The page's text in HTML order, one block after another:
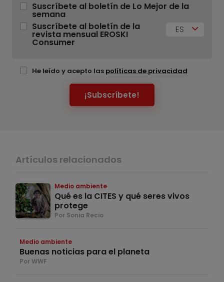
Suscríbete al boletín de Lo Mejor de la
semana
Suscríbete al boletín de la
revista mensual EROSKI
Consumer
ES
He leído y acepto las políticas de privacidad
¡Subscríbete!
Artículos relacionados
Medio ambiente
Qué es la CITES y qué seres vivos
protege
Por Sonia Recio
Medio ambiente
Buenas noticias para el planeta
Por WWF